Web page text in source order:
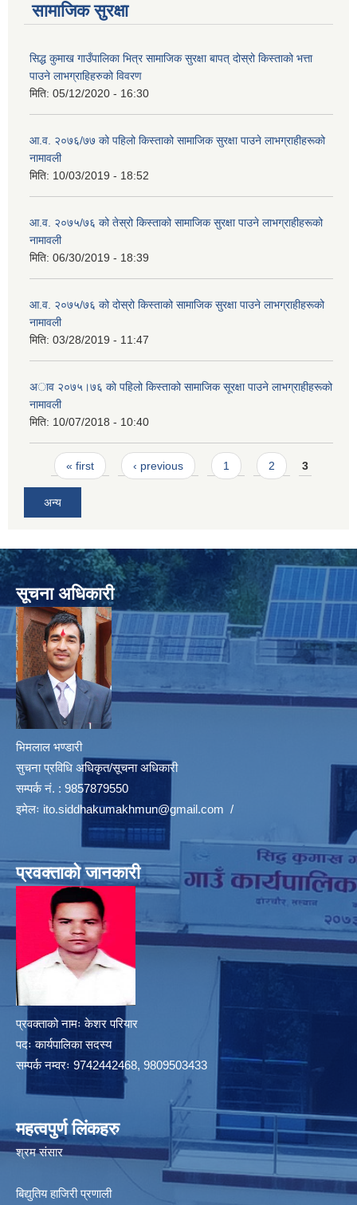
सामाजिक सुरक्षा
सिद्ध कुमाख गाउँपालिका भित्र सामाजिक सुरक्षा बापत् दोस्रो किस्ताको भत्ता
पाउने लाभग्राहिहरुको विवरण
मिति: 05/12/2020 - 16:30
आ‍.व. २०७६/७७ को पहिलो किस्ताको सामाजिक सुरक्षा पाउने लाभग्राहीहरूको
नामावली
मिति: 10/03/2019 - 18:52
आ‍.व. २०७५/७६ को तेस्रो किस्ताको सामाजिक सुरक्षा पाउने लाभग्राहीहरूको
नामावली
मिति: 06/30/2019 - 18:39
आ‍.व. २०७५/७६ को दोस्रो किस्ताको सामाजिक सुरक्षा पाउने लाभग्राहीहरूको
नामावली
मिति: 03/28/2019 - 11:47
अाव २०७५।७६ काे पहिलो किस्ताको सामाजिक सूरक्षा पाउने लाभग्राहीहरूको
नामावली
मिति: 10/07/2018 - 10:40
Pages
« first ‹ previous 1 2 3
अन्य
सूचना अधिकारी
भिमलाल भण्डारी
सुचना प्रविधि अधिकृत/सूचना अधिकारी
सम्पर्क नं. : 9857879550
इमेलः ito.siddhakumakhmun@gmail.com /
प्रवक्ताको जानकारी
प्रवक्ताको नामः केशर परियार
पदः कार्यपालिका सदस्य
सम्पर्क नम्वरः 9742442468, 9809503433
महत्वपुर्ण लिंकहरु
श्रम संसार
बिद्युतिय हाजिरी प्रणाली